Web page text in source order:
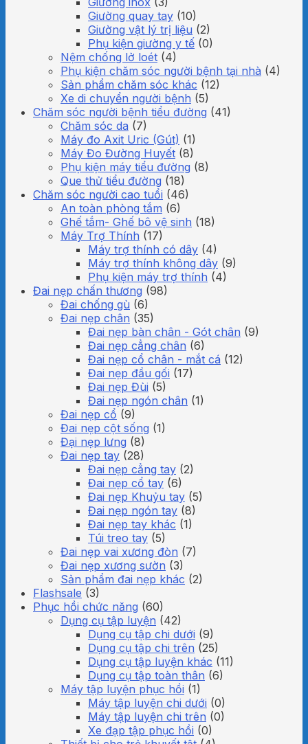
Giường quay tay (10)
Giường vật lý trị liệu (2)
Phụ kiện giường y tế (0)
Nệm chống lở loét (4)
Phụ kiện chăm sóc người bệnh tại nhà (4)
Sản phẩm chăm sóc khác (12)
Xe di chuyển người bệnh (5)
Chăm sóc người bệnh tiểu đường (41)
Chăm sóc da (7)
Máy đo Axit Uric (Gút) (1)
Máy Đo Đường Huyết (8)
Phụ kiện máy tiểu đường (8)
Que thử tiểu đường (18)
Chăm sóc người cao tuổi (46)
An toàn phòng tắm (6)
Ghế tắm- Ghế bô vệ sinh (18)
Máy Trợ Thính (17)
Máy trợ thính có dây (4)
Máy trợ thính không dây (9)
Phụ kiện máy trợ thính (4)
Đai nẹp chấn thương (98)
Đai chống gù (6)
Đai nẹp chân (35)
Đai nẹp bàn chân - Gót chân (9)
Đai nẹp cẳng chân (6)
Đai nẹp cổ chân - mắt cá (12)
Đai nẹp đầu gối (17)
Đai nẹp Đùi (5)
Đai nẹp ngón chân (1)
Đai nẹp cổ (9)
Đai nẹp cột sống (1)
Đại nẹp lưng (8)
Đai nẹp tay (28)
Đai nẹp cẳng tay (2)
Đai nẹp cổ tay (6)
Đai nẹp Khuỷu tay (5)
Đai nẹp ngón tay (8)
Đai nẹp tay khác (1)
Túi treo tay (5)
Đai nẹp vai xương đòn (7)
Đai nẹp xương sườn (3)
Sản phẩm đai nẹp khác (2)
Flashsale (3)
Phục hồi chức năng (60)
Dụng cụ tập luyện (42)
Dụng cụ tập chi dưới (9)
Dụng cụ tập chi trên (25)
Dụng cụ tập luyện khác (11)
Dụng cụ tập toàn thân (6)
Máy tập luyện phục hồi (1)
Máy tập luyện chi dưới (0)
Máy tập luyện chi trên (0)
Xe đạp tập phục hồi (0)